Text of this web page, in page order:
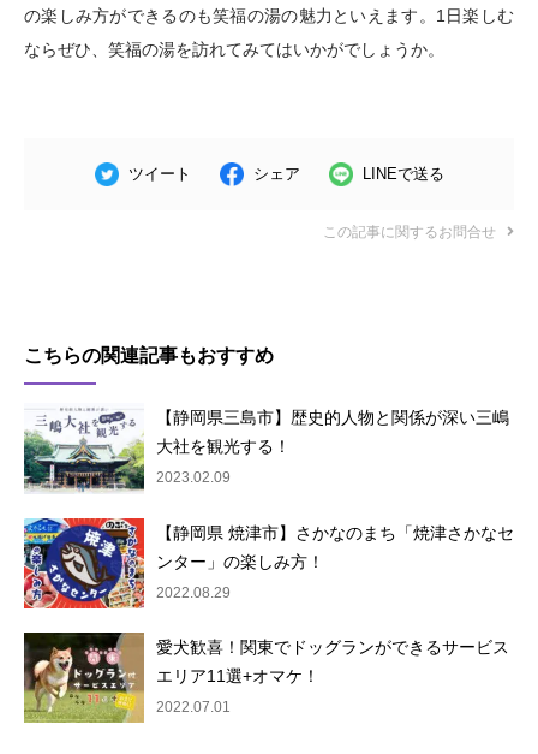
の楽しみ方ができるのも笑福の湯の魅力といえます。1日楽しむ
ならぜひ、笑福の湯を訪れてみてはいかがでしょうか。
ツイート シェア LINEで送る
この記事に関するお問合せ
こちらの関連記事もおすすめ
【静岡県三島市】歴史的人物と関係が深い三嶋
大社を観光する！
2023.02.09
【静岡県 焼津市】さかなのまち「焼津さかなセ
ンター」の楽しみ方！
2022.08.29
愛犬歓喜！関東でドッグランができるサービス
エリア11選+オマケ！
2022.07.01